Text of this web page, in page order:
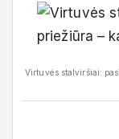
Virtuvės stalviršiai: